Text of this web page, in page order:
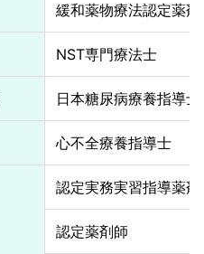
緩和薬物療法認定薬剤
NST専門療法士
日本糖尿病療養指導士
心不全療養指導士
認定実務実習指導薬剤
認定薬剤師